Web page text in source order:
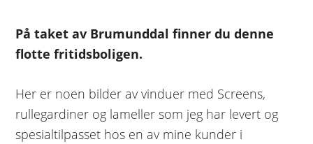
På taket av Brumunddal finner du denne
flotte fritidsboligen.
Her er noen bilder av vinduer med Screens,
rullegardiner og lameller som jeg har levert og
spesialtilpasset hos en av mine kunder i